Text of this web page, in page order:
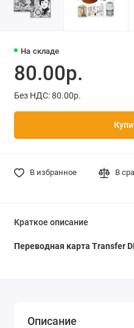
На складе
80.00р.
Без НДС: 80.00р.
В избранное В
Краткое описание
Переводная карта Transfer
Описание